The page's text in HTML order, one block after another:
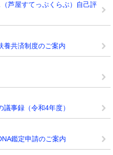
芦屋すてっぷくらぶ）自己評
養共済制度のご案内
事録（令和4年度）
鑑定申請のご案内